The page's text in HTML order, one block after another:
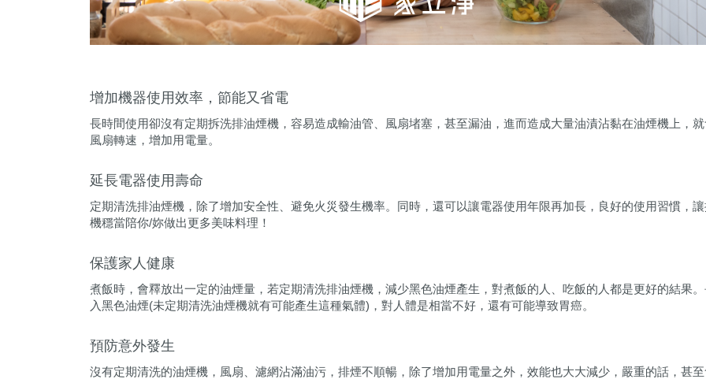
增加機器使用效率，節能又省電
長時間使用卻沒有定期拆洗排油煙機，容易造成輸油管、風扇堵塞，甚至漏油，進而造成大量油漬沾黏在油煙機上，
風扇轉速，增加用電量。
延長電器使用壽命
定期清洗排油煙機，除了增加安全性、避免火災發生機率。同時，還可以讓電器使用年限再加長，良好的使用習慣，
機穩當陪你/妳做出更多美味料理！
保護家人健康
煮飯時，會釋放出一定的油煙量，若定期清洗排油煙機，減少黑色油煙產生，對煮飯的人、吃飯的人都是更好的結果
入黑色油煙(未定期清洗油煙機就有可能產生這種氣體)，對人體是相當不好，還有可能導致胃癌。
預防意外發生
沒有定期清洗的油煙機，風扇、濾網沾滿油污，排煙不順暢，除了增加用電量之外，效能也大大減少，嚴重的話，甚